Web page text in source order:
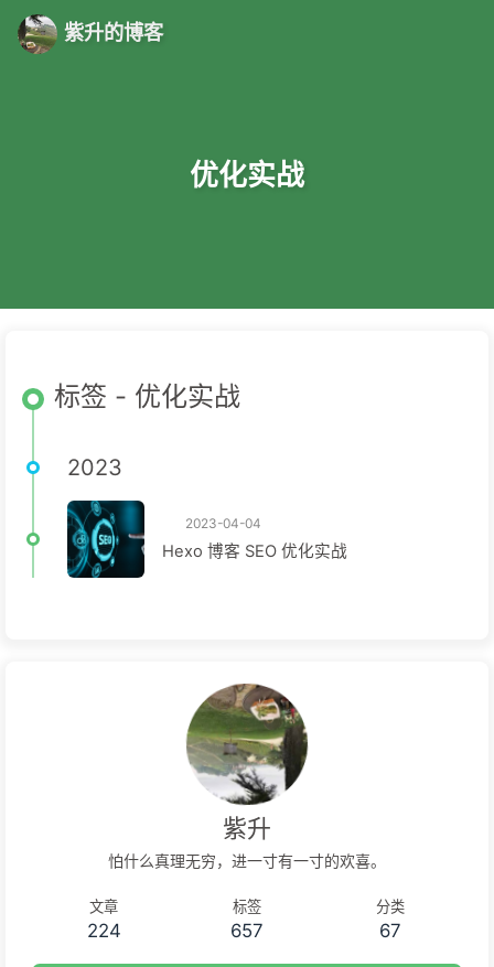
紫升的博客
优化实战
标签 - 优化实战
2023
2023-04-04
Hexo 博客 SEO 优化实战
紫升
怕什么真理无穷，进一寸有一寸的欢喜。
文章
224
标签
657
分类
67